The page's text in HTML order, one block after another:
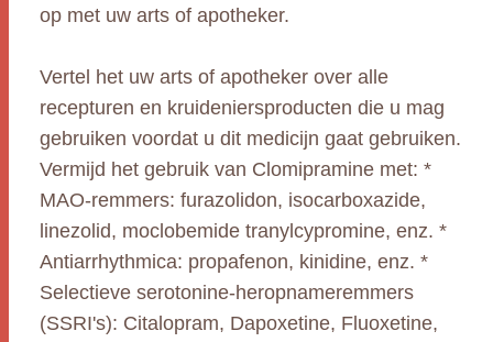
op met uw arts of apotheker.
Vertel het uw arts of apotheker over alle
recepturen en kruideniersproducten die u mag
gebruiken voordat u dit medicijn gaat gebruiken.
Vermijd het gebruik van Clomipramine met: *
MAO-remmers: furazolidon, isocarboxazide,
linezolid, moclobemide tranylcypromine, enz. *
Antiarrhythmica: propafenon, kinidine, enz. *
Selectieve serotonine-heropnameremmers
(SSRI's): Citalopram, Dapoxetine, Fluoxetine,